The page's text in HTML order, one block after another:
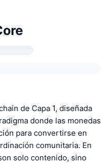
de Capa 1, diseñada
donde las monedas
para convertirse en
comunitaria. En
solo contenido, sino